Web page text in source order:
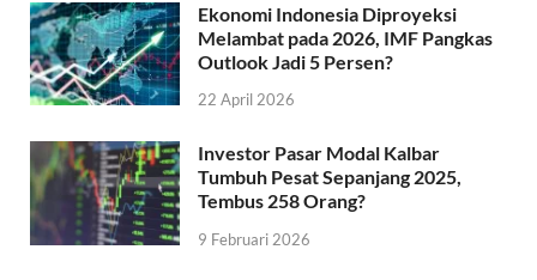
Ekonomi Indonesia Diproyeksi
Melambat pada 2026, IMF Pangkas
Outlook Jadi 5 Persen?
22 April 2026
Investor Pasar Modal Kalbar
Tumbuh Pesat Sepanjang 2025,
Tembus 258 Orang?
9 Februari 2026